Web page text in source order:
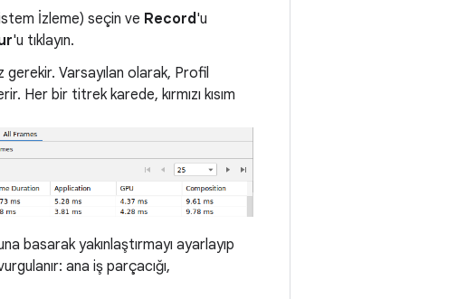
İzleme) seçin ve Record'u
'u tıklayın.
Varsayılan olarak, Profil
Her bir titrek karede, kırmızı kısım
basarak yakınlaştırmayı ayarlayıp
ana iş parçacığı,